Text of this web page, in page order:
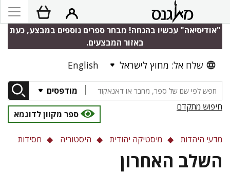
"אודיסיאה" עכשיו בהנחה! מבחר ספרים נוספים במבצע, כעת
באזור המבצעים.
שלח אל: מחוץ לישראל English
מודפסים
חיפוש מתקדם
ספר מקוון לדוגמא
מדעי היהדות מיסטיקה יהודית היסטוריה חסידות
השלב האחרון